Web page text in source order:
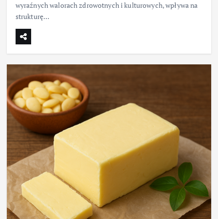
wyraźnych walorach zdrowotnych i kulturowych, wpływa na
strukturę…